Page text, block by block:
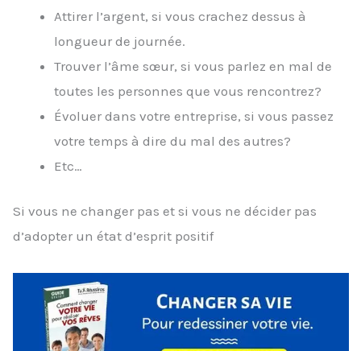
Attirer l’argent, si vous crachez dessus à
longueur de journée.
Trouver l’âme sœur, si vous parlez en mal de
toutes les personnes que vous rencontrez?
Évoluer dans votre entreprise, si vous passez
votre temps à dire du mal des autres?
Etc…
Si vous ne changer pas et si vous ne décider pas
d’adopter un état d’esprit positif